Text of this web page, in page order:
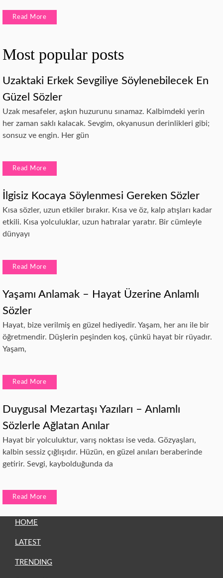
Read More
Most popular posts
Uzaktaki Erkek Sevgiliye Söylenebilecek En
Güzel Sözler
Uzak mesafeler, aşkın huzurunu sınamaz. Kalbimdeki yerin
her zaman saklı kalacak. Sevgim, okyanusun derinlikleri gibi;
sonsuz ve engin. Her gün
Read More
İlgisiz Kocaya Söylenmesi Gereken Sözler
Kısa sözler, uzun etkiler bırakır. Kısa ve öz, kalp atışları kadar
etkili. Kısa yolculuklar, uzun hatıralar yaratır. Bir cümleyle
dünyayı
Read More
Yaşamı Anlamak – Hayat Üzerine Anlamlı
Sözler
Hayat, bize verilmiş en güzel hediyedir. Yaşam, her anı ile bir
öğretmendir. Düşlerin peşinden koş, çünkü hayat bir rüyadır.
Yaşam,
Read More
Duygusal Mezartaşı Yazıları – Anlamlı
Sözlerle Ağlatan Anılar
Hayat bir yolculuktur, varış noktası ise veda. Gözyaşları,
kalbin sessiz çığlışıdır. Hüzün, en güzel anıları beraberinde
getirir. Sevgi, kaybolduğunda da
Read More
HOME
LATEST
TRENDING